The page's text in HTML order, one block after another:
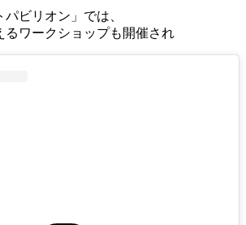
ビリオン」では、
るワークショップも開催され